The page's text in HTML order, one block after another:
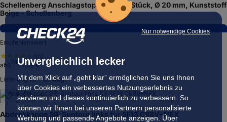
Nur notwendige Cookies
Unvergleichlich lecker
Mit dem Klick auf „geht klar” ermöglichen Sie uns Ihnen
über Cookies ein verbessertes Nutzungserlebnis zu
servieren und dieses kontinuierlich zu verbessern. So
können wir Ihnen bei unseren Partnern personalisierte
Werbung und passende Angebote anzeigen. Über
Schellenberg Anschlagstopfen Set, 2 Stück, Ø 20 mm, Kunststoff
Beige - Schellenberg
7,8
Empfehlenswert
ab
€7,09 €
Lieferung 11. – 12. Aug.
Abdeckkappe SR-Suntour links für SF13 CR8V+NEX